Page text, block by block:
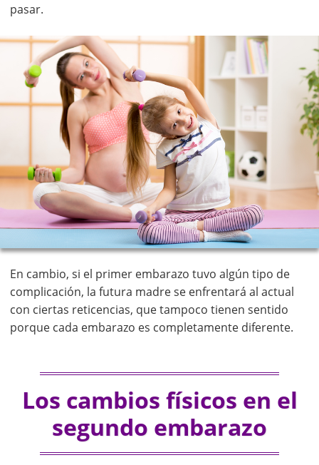
pasar.
En cambio, si el primer embarazo tuvo algún tipo de
complicación, la futura madre se enfrentará al actual
con ciertas reticencias, que tampoco tienen sentido
porque cada embarazo es completamente diferente.
Los cambios físicos en el
segundo embarazo